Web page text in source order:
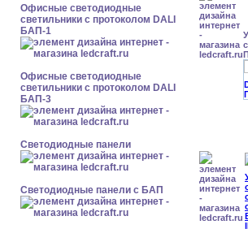
Офисные светодиодные
светильники с протоколом DALI
БАП-1
Офисные светодиодные
светильники с протоколом DALI
БАП-3
Cветодиодные панели
Cветодиодные панели с БАП